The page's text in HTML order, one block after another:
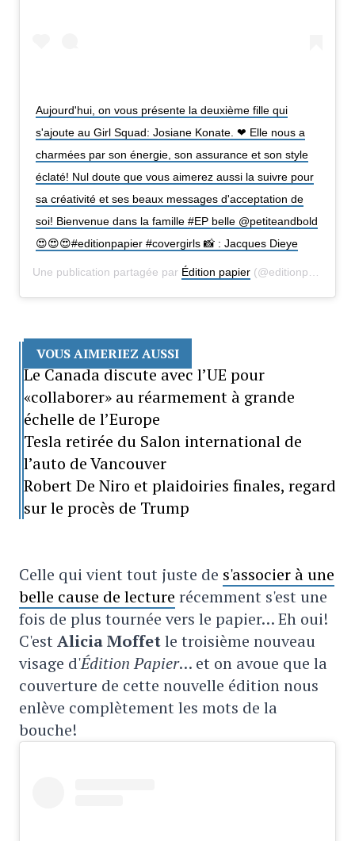
Aujourd'hui, on vous présente la deuxième fille qui
s'ajoute au Girl Squad: Josiane Konate. ❤ Elle nous a
charmées par son énergie, son assurance et son style
éclaté! Nul doute que vous aimerez aussi la suivre pour
sa créativité et ses beaux messages d'acceptation de
soi! Bienvenue dans la famille #EP belle @petiteandbold
😍😍😍#editionpapier #covergirls 📸 : Jacques Dieye
Une publication partagée par Édition papier (@editionpapier) le
VOUS AIMERIEZ AUSSI
Le Canada discute avec l’UE pour
«collaborer» au réarmement à grande
échelle de l’Europe
Tesla retirée du Salon international de
l’auto de Vancouver
Robert De Niro et plaidoiries finales, regard
sur le procès de Trump
Celle qui vient tout juste de s'associer à une
belle cause de lecture récemment s'est une
fois de plus tournée vers le papier… Eh oui!
C'est Alicia Moffetle troisième nouveau
visage d'Édition Papier… et on avoue que la
couverture de cette nouvelle édition nous
enlève complètement les mots de la
bouche!